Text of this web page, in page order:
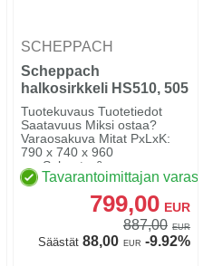
SCHEPPACH
Scheppach
halkosirkkeli HS510, 505
mm, 2,6 kW
Tuotekuvaus Tuotetiedot
Saatavuus Miksi ostaa?
Varaosakuva Mitat PxLxK:
790 x 740 x 960
mmSahanter&...
Tavarantoimittajan
799,00 EUR
887,00 EUR
Säästät88,00 EUR -9.92%